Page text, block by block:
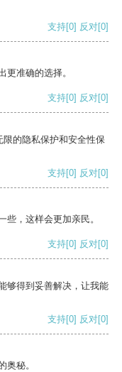
支持[0] 反对[0]
更准确的选择。
支持[0] 反对[0]
的隐私保护和安全性保
支持[0] 反对[0]
，这样会更加亲民。
支持[0] 反对[0]
够得到妥善解决，让我能
支持[0] 反对[0]
奥秘。